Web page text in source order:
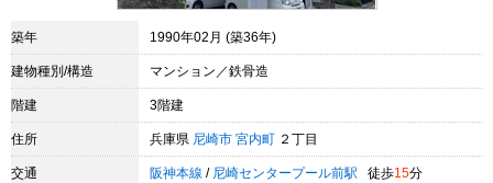
築年 1990年02月 (築36年)
建物種別/構造 マンション／鉄骨造
階建 3階建
住所 兵庫県 尼崎市 宮内町 ２丁目
交通 阪神本線 / 尼崎センタープール前駅 徒歩15分